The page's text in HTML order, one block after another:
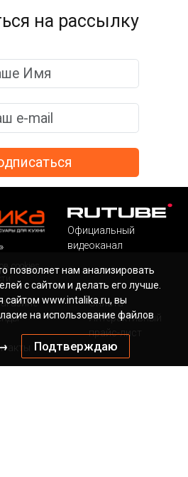
на рассылку
позволяет нам анализировать
с сайтом и делать его лучше.
сайтом www.intalika.ru, вы
на использование файлов
Подтверждаю
cookies
Официальный
видеоканал
Оплата
Интерактивный
прайс-лист